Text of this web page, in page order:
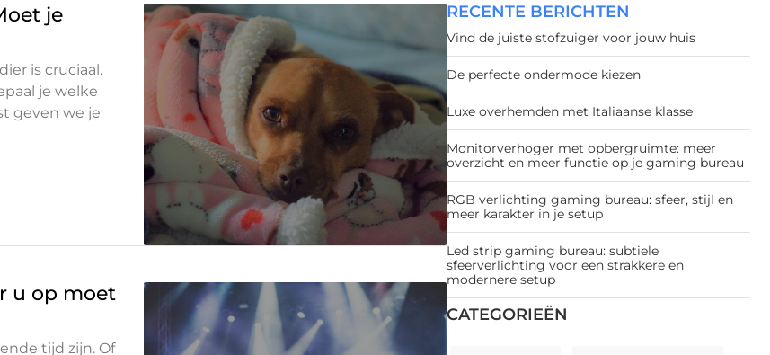
RECENTE BERICHTEN
Vind de juiste stofzuiger voor jouw huis
De perfecte ondermode kiezen
Luxe overhemden met Italiaanse klasse
Monitorverhoger met opbergruimte: meer
overzicht en meer functie op je gaming bureau
RGB verlichting gaming bureau: sfeer, stijl en
meer karakter in je setup
Led strip gaming bureau: subtiele
sfeerverlichting voor een strakkere en
modernere setup
CATEGORIEËN
je
is cruciaal.
je welke
geven we je
u op moet
tijd zijn. Of